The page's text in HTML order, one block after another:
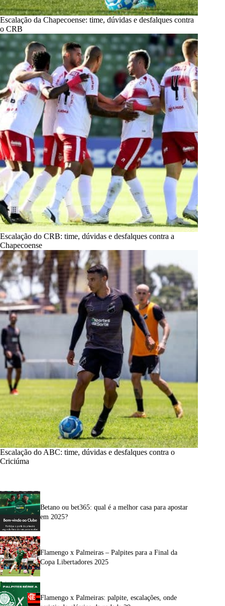
Escalação da Chapecoense: time, dúvidas e desfalques contra
o CRB
Escalação do CRB: time, dúvidas e desfalques contra a
Chapecoense
Escalação do ABC: time, dúvidas e desfalques contra o
Criciúma
Betano ou bet365: qual é a melhor casa para apostar
em 2025?
Flamengo x Palmeiras – Palpites para a Final da
Copa Libertadores 2025
Flamengo x Palmeiras: palpite, escalações, onde